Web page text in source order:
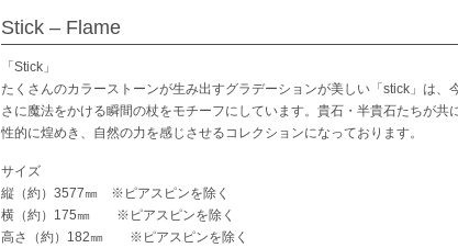
Stick – Flame
「Stick」
たくさんのカラーストーンが生み出すグラデーションが美しい「stick」は、
さに魔法をかける瞬間の杖をモチーフにしています。貴石・半貴石たちが共
性的に煌めき、自然の力を感じさせるコレクションになっております。
サイズ
縦（約）3577㎜ ※ピアスピンを除く
横（約）175㎜ ※ピアスピンを除く
高さ（約）182㎜ ※ピアスピンを除く